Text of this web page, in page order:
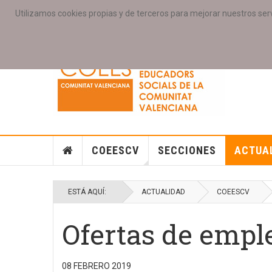
Utilizamos cookies propias y de terceros para mejorar nuestros
PORTADA ACCESO COLEGIAD@S GALERIAS
COEESCV SECCIONES
ESTÁ AQUÍ: ACTUALIDAD COEESCV
Ofertas de
08 FEBRERO 2019